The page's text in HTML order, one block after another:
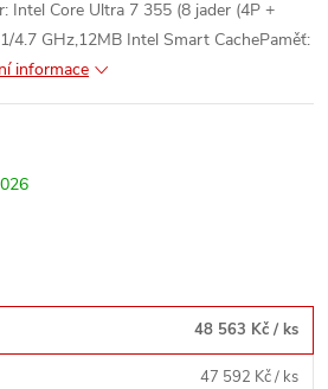
Intel Core Ultra 7 355 (8 jader (4P +
4.7 GHz,12MB Intel Smart CachePaměť:
informace
48 563 Kč / ks
47 592 Kč/ ks